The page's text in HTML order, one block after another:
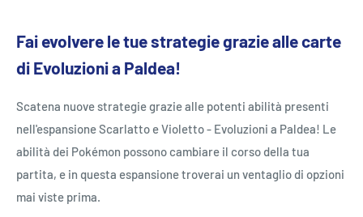
Fai evolvere le tue strategie grazie alle carte
di Evoluzioni a Paldea!
Scatena nuove strategie grazie alle potenti abilità presenti
nell'espansione Scarlatto e Violetto - Evoluzioni a Paldea! Le
abilità dei Pokémon possono cambiare il corso della tua
partita, e in questa espansione troverai un ventaglio di opzioni
mai viste prima.